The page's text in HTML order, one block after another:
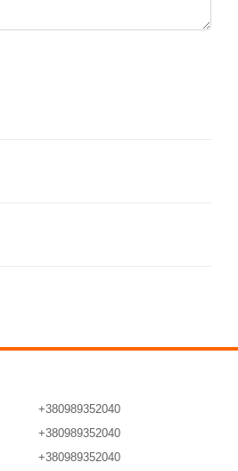
+380989352040
+380989352040
+380989352040